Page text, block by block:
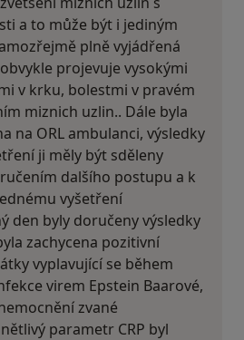
a to může být i jediným
plně vyjádřená
projevuje vysokými
v krku, bolestmi v pravém
miznich uzlin.. Dále byla
na ORL ambulanci, výsledky
ji měly být sděleny
dalšího postupu a k
vyšetření
den byly doručeny výsledky
zachycena pozitivní
vyplavující se během
virem Epstein Baarové,
zvané
parametr CRP byl